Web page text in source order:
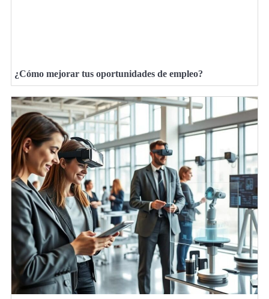
¿Cómo mejorar tus oportunidades de empleo?